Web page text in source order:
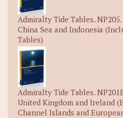
Admiralty Tide Tables.
China Sea and Indonesia
Tables)
Admiralty Tide Tables.
United Kingdom and Ireland
Channel Islands and